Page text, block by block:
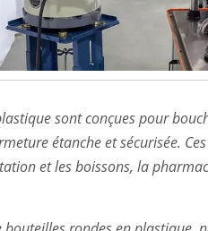
sont conçues pour
étanche et sécurisée.
et les boissons, la